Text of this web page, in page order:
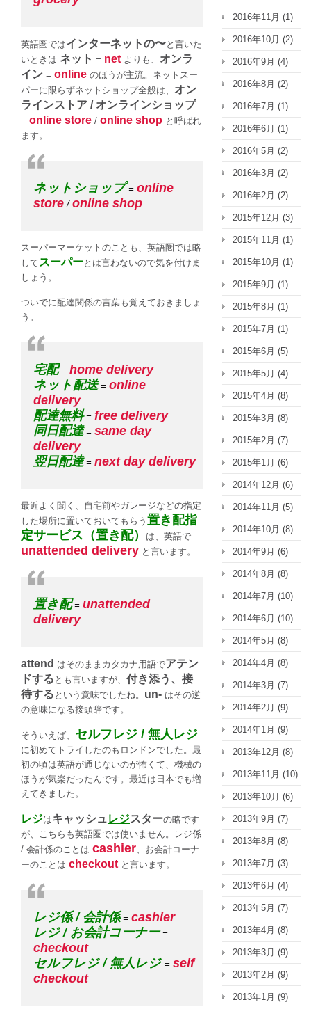
は
英語圏ではインターネットの〜と言いた
いときは ネット = net よりも、 オンラ
イン = online のほうが主流。ネットスー
パーに限らずネットショップ全般は、 オン
ラインストア / オンラインショップ
= online store / online shop と呼ばれ
ます。
ネットショップ = online
store / online shop
スーパーマーケットのことも、英語圏では略
して スーパーとは言わないので気を付けま
しょう。
ついでに配達関係の言葉も覚えておきましょ
う。
宅配= home delivery
ネット配送= online
delivery
配達無料= free delivery
同日配達= same day
delivery
翌日配達= next day delivery
最近よく聞く、自宅前やガレージなどの指定
した場所に置いておいてもらう 置き配指
定サービス（置き配）
は、英語で
unattended delivery と言います。
置き配= unattended
delivery
attend はそのままカタカナ用語でアテン
ドする とも言いますが、 付き添う、接
待する という意味でしたね。 un- はその逆
の意味になる接頭辞です。
そういえば、 セルフレジ / 無人レジ
に初めてトライしたのもロンドンでした。最
初の頃は英語が通じないのが怖くて、機械の
ほうが気楽だったんです。最近は日本でも増
えてきました。
レジはキャッシュ レジスターの略です
が、こちらも英語圏では使いません。レジ係
/ 会計係のことは cashier、お会計コーナ
ーのことは checkout と言います。
レジ係 / 会計係= cashier
レジ / お会計コーナー=
checkout
セルフレジ / 無人レジ = self
checkout
2016年11月 (1)
2016年10月 (2)
2016年9月 (4)
2016年8月 (2)
2016年7月 (1)
2016年6月 (1)
2016年5月 (2)
2016年3月 (2)
2016年2月 (2)
2015年12月 (3)
2015年11月 (1)
2015年10月 (1)
2015年9月 (1)
2015年8月 (1)
2015年7月 (1)
2015年6月 (5)
2015年5月 (4)
2015年4月 (8)
2015年3月 (8)
2015年2月 (7)
2015年1月 (6)
2014年12月 (6)
2014年11月 (5)
2014年10月 (8)
2014年9月 (6)
2014年8月 (8)
2014年7月 (10)
2014年6月 (10)
2014年5月 (8)
2014年4月 (8)
2014年3月 (7)
2014年2月 (9)
2014年1月 (9)
2013年12月 (8)
2013年11月 (10)
2013年10月 (6)
2013年9月 (7)
2013年8月 (8)
2013年7月 (3)
2013年6月 (4)
2013年5月 (7)
2013年4月 (8)
2013年3月 (9)
2013年2月 (9)
2013年1月 (9)